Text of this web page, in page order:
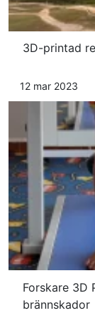
3D-printad
12 mar 2023
Forskare 3D
brännskador